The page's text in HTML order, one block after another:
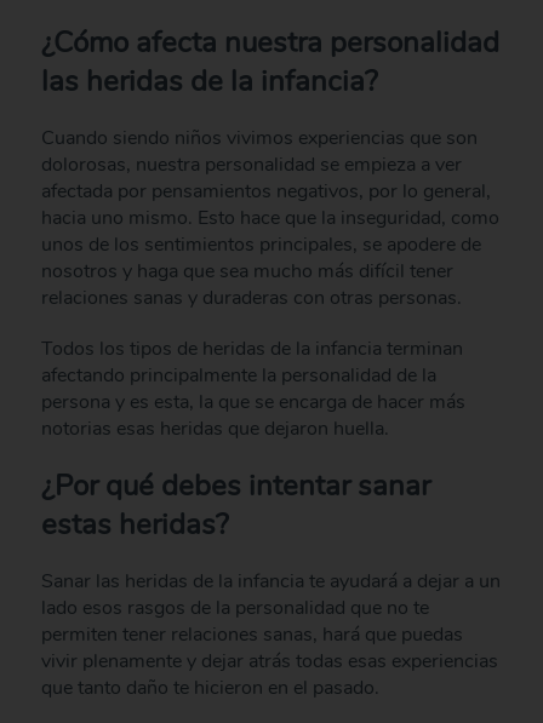
¿Cómo afecta nuestra personalidad
las heridas de la infancia?
Cuando siendo niños vivimos experiencias que son
dolorosas, nuestra personalidad se empieza a ver
afectada por pensamientos negativos, por lo general,
hacia uno mismo. Esto hace que la inseguridad, como
unos de los sentimientos principales, se apodere de
nosotros y haga que sea mucho más difícil tener
relaciones sanas y duraderas con otras personas.
Todos los tipos de heridas de la infancia terminan
afectando principalmente la personalidad de la
persona y es esta, la que se encarga de hacer más
notorias esas heridas que dejaron huella.
¿Por qué debes intentar sanar
estas heridas?
Sanar las heridas de la infancia te ayudará a dejar a un
lado esos rasgos de la personalidad que no te
permiten tener relaciones sanas, hará que puedas
vivir plenamente y dejar atrás todas esas experiencias
que tanto daño te hicieron en el pasado.